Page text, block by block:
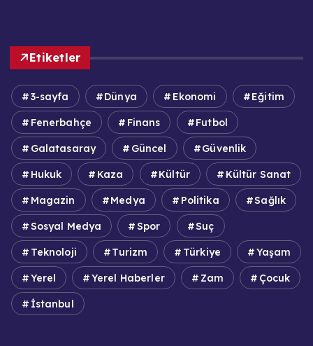
Etiketler
3-sayfa Dünya Ekonomi Eğitim
Fenerbahçe Finans Futbol
Galatasaray Güncel Güvenlik
Hukuk Kaza Kültür Kültür Sanat
Magazin Medya Politika Sağlık
Sosyal Medya Spor Suç
Teknoloji Turizm Türkiye Yaşam
Yerel Yerel Haberler Zam Çocuk
İstanbul